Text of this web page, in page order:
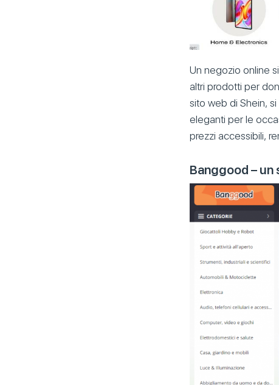
Un negozio online
altri prodotti per
sito web di Shein,
eleganti per le
prezzi accessibili,
Banggood –